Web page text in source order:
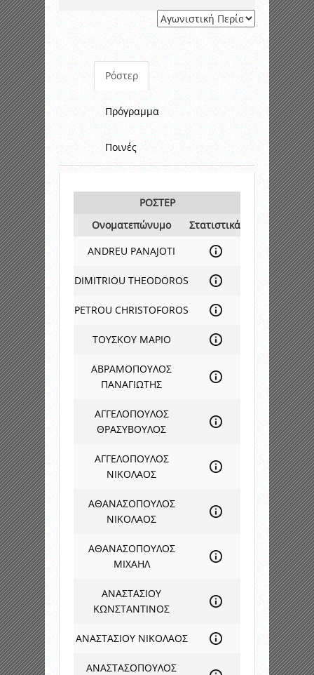
Ρόστερ
Πρόγραμμα
Ποινές
ΡΟΣΤΕΡ
Ονοματεπώνυμο
Στατιστικά
ANDREU PANAJOTI
DIMITRIOU THEODOROS
PETROU CHRISTOFOROS
TΟΥΣΚΟΥ ΜΑΡΙΟ
ΑΒΡΑΜΟΠΟΥΛΟΣ
ΠΑΝΑΓΙΩΤΗΣ
ΑΓΓΕΛΟΠΟΥΛΟΣ
ΘΡΑΣΥΒΟΥΛΟΣ
ΑΓΓΕΛΟΠΟΥΛΟΣ
ΝΙΚΟΛΑΟΣ
ΑΘΑΝΑΣΟΠΟΥΛΟΣ
ΝΙΚΟΛΑΟΣ
ΑΘΑΝΑΣΟΠΟΥΛΟΣ
ΜΙΧΑΗΛ
ΑΝΑΣΤΑΣΙΟΥ
ΚΩΝΣΤΑΝΤΙΝΟΣ
ΑΝΑΣΤΑΣΙΟΥ ΝΙΚΟΛΑΟΣ
ΑΝΑΣΤΑΣΟΠΟΥΛΟΣ